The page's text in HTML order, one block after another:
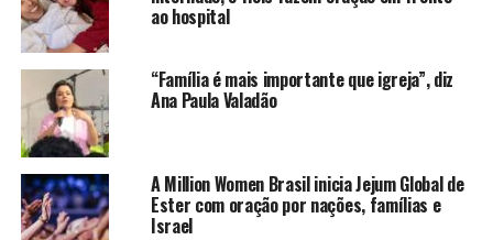
ao hospital
“Família é mais importante que igreja”, diz
Ana Paula Valadão
A Million Women Brasil inicia Jejum Global de
Ester com oração por nações, famílias e
Israel